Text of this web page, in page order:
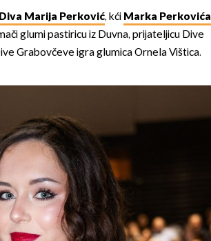
Marija Perković, kći Marka Perkovića
glumi pastiricu iz Duvna, prijateljicu Dive
Grabovčeve igra glumica Ornela Vištica.